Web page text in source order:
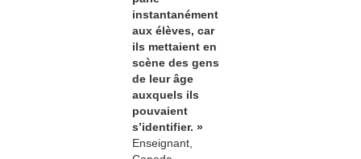
instantanément
aux élèves, car
ils mettaient en
scène des gens
de leur âge
auxquels ils
pouvaient
s’identifier. »
Enseignant,